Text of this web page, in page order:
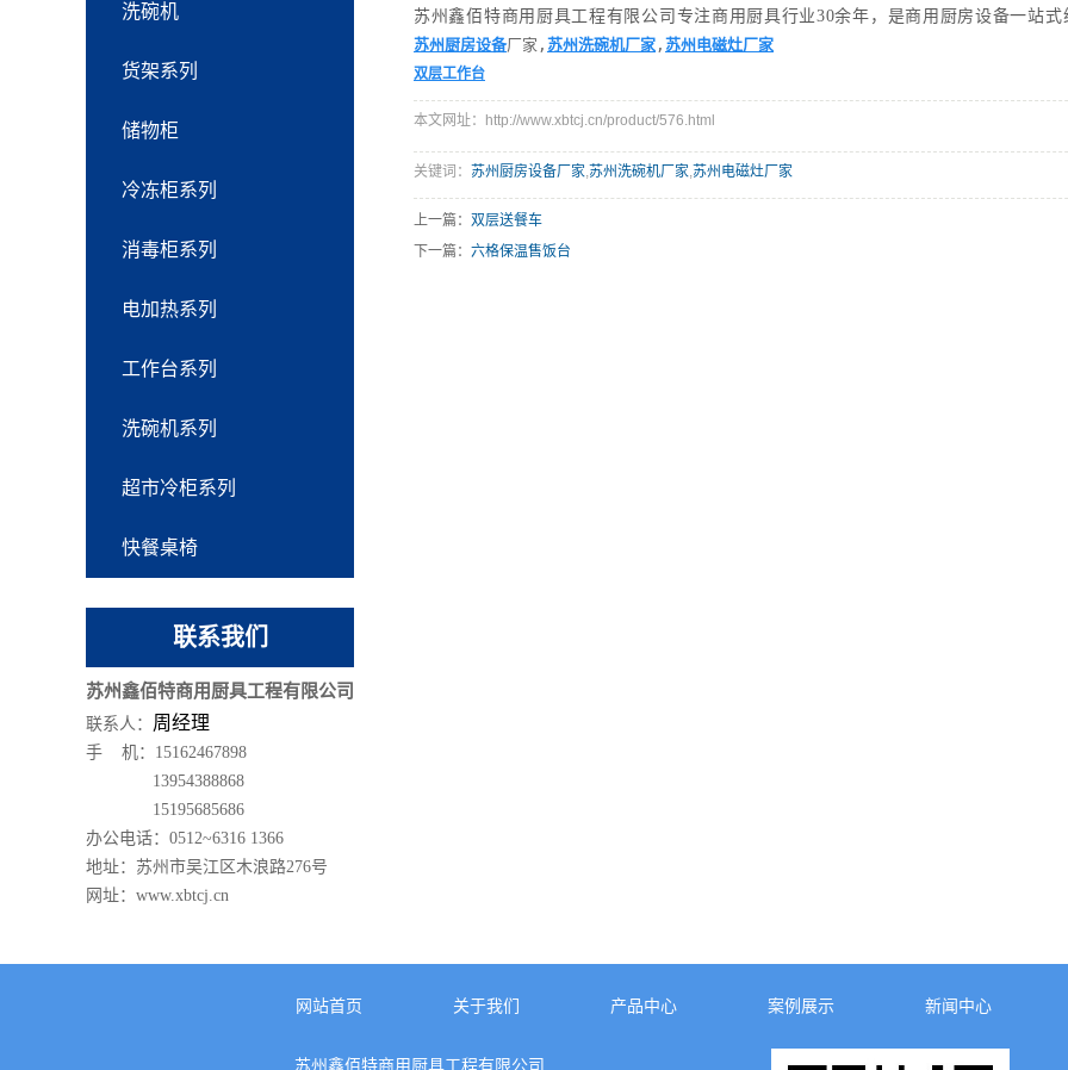
洗碗机
货架系列
储物柜
冷冻柜系列
消毒柜系列
电加热系列
工作台系列
洗碗机系列
超市冷柜系列
快餐桌椅
联系我们
苏州鑫佰特商用厨具工程有限公司
联系人： 周经理
手 机：15162467898
13954388868
15195685686
办公电话：0512~6316 1366
地址：苏州市吴江区木浪路276号
网址：www.xbtcj.cn
苏州鑫佰特商用厨具工程有限公司 专注商用厨具行业30余年，是商用厨房设备一站
苏州厨房设备厂家, 苏州洗碗机厂家 , 苏州电磁灶厂家
双层工作台
本文网址：http://www.xbtcj.cn/product/576.html
关键词： 苏州厨房设备厂家,苏州洗碗机厂家,苏州电磁灶厂家
上一篇： 双层送餐车
下一篇： 六格保温售饭台
网站首页 关于我们 产品中心 案例展示 新闻中心
苏州鑫佰特商用厨具工程有限公司